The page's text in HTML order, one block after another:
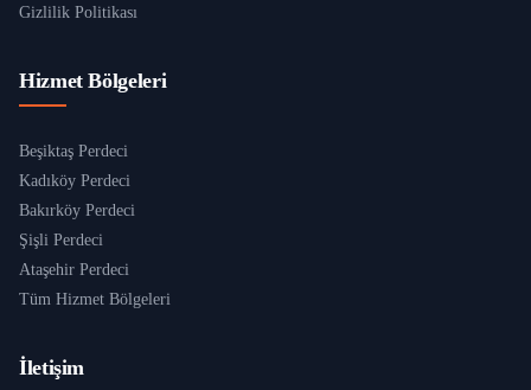
Gizlilik Politikası
Hizmet Bölgeleri
Beşiktaş Perdeci
Kadıköy Perdeci
Bakırköy Perdeci
Şişli Perdeci
Ataşehir Perdeci
Tüm Hizmet Bölgeleri
İletişim